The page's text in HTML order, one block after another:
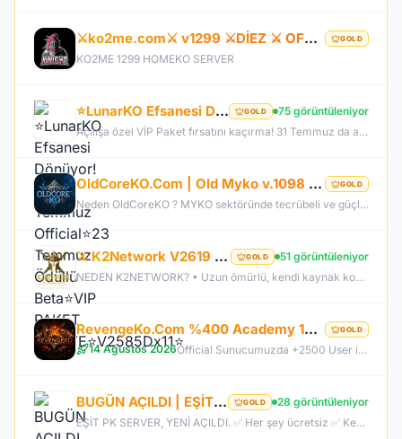
⚔️ko2me.com⚔️ v1299 ⚔️DİEZ ⚔️ OFFİCAL 17.07.2026⚔️ JAPKO DRAKİ SERVER GOLD
KO2ME 1299 HOMEKO SERVER
⭐LunarKO Efsanesi Dönüyor!⭐31 Temmuz Official⭐23 Temmuz Ödüllü Beta⭐VIP PAKET HEDİYE⭐V2585Dx11⭐ GOLD
75 görüntüleniyor
Açılışa özel VİP Paket fırsatını kaçırma! 31 Temmuz da aramıza katıl , unutamayacağın bir deneyim senin olsun!
OldCoreKO.Com | Old Myko v.1098 | Starter + Yan Pus Ücretsiz | Academy : 17 Temmuz 2026 -Cuma 21:00! GOLD
Neden OldCoreKO ? MYKO sektöründe tecrübeli ve güçlü yönetim Oyuncu geri bildirimlerine önem veren şeffaf yapı Play to Win odaklı sistem anlayışı Dengeli ekonomi ve sürdürülebilir oyun yapısı Uzun soluklu, plansız kapanma riski olmayan sunucu vizyonu Deneyimli yönetim ekibimizin rehberliğinde, uzun soluklu ve unutulmaz bir maceraya hazır olun. OldCoreKO; heyecan dolu bir ortam, PK temposunun hiç durmadığı ve MYKO’nun özünü sonuna kadar yaşayabileceğiniz eşsiz bir atmosfer.
⚔️ K2Network V2619 – Yeni Nesil Farm Dönemi! | Ücretsiz PUS | +30 Rebirth | Auto Upgrade | 7/24 Farm GOLD
51 görüntüleniyor
NEDEN K2NETWORK? • Uzun ömürlü, kendi kaynak koduna sahip gerçek bir proje – hazır dosya alıp 1 haftada patlayan server değil. • %100 farm mantığı – KC/TL zorunluluğu yok, her şey oynayarak kazanılabilir. • Upgrade sınırı yok! – +30 Rebirthe kadar ilerleyen, +5’e kadar basılan takılar! • Tamamen ücretsiz PUS, paranızı sevdiklerinize ve ailenize ayırabilirsiniz! • Upgrade oranları şeffaf – % kaç ihtimalle bastığını ekranda net görüyorsun. • Auto Upgrade sistemi oyuna direkt entegre
RevengeKo.Com %400 Academy 14 Ağustos 2026 | v.2585 Light Farm | 1500 TL Değerinde VIP Paket Hediye GOLD
14 Ağustos 2026 Official Sunucumuzda +2500 User ile sorunsuz bir şekilde sunucumuzu aktif ettik. Aktif edilen sunucumuza geç kalmış veya başlayamayan oyuncularımız için 2. Akademi Sunucumuz 14 Ağustos Cuma günü Aktif Edilecektir. %400 DROP , %400 EXP , %400 Coins Drobu olarak sunucu 14 ağustosda academy olarak aktif edilecektir. Sunucumuz 1 Lv aktif edilmesine rağmen oyuncularımızın geri kalmaması için Akademi sunucumuz 83 Lv Başlangıç Full Skill olarak aktif edilecektir.
BUGÜN AÇILDI | EŞİT PK SERVER | V24XXX | 83/1 LEVEL FULL İTEM | İTEM SATIŞI YOKTUR GOLD
28 görüntüleniyor
EŞİT PK SERVER, YENİ AÇILDI. ✅ Her şey ücretsiz ✅ Kesinlikle item satışı yok ✅ Herkes eşit şartlarda başlayacak ✅ JR, BDW, Chaos ve savaş etkinlikleri aktif ✅ Kalabalık ve rekabetçi PK ortamı Bu cumartesi saat 21:00’da yeniden bizimle olun. Arkadaşlarınızı da davet edin, hep birlikte daha güçlü ve daha kalabalık bir başlangıç yapalım! Desteğiniz ve anlayışınız için teşekkür ederiz.